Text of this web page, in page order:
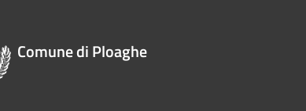
Comune di Ploaghe